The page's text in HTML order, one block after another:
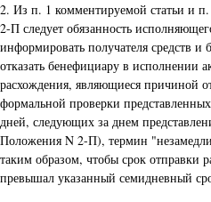
2. Из п. 1 комментируемой статьи и
2-П следует обязанность
информировать получателя средств
отказать бенефициару в исполнении
расхождения, являющиеся причиной
формальной проверки
дней, следующих за днем
Положения N 2-П), термин
таким образом, чтобы срок отправки
превышал указанный семидневный